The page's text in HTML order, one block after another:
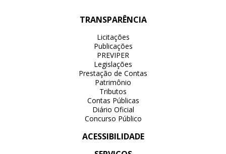
TRANSPARÊNCIA
Licitações
Publicações
PREVIPER
Legislações
Prestação de Contas
Patrimônio
Tributos
Contas Públicas
Diário Oficial
Concurso Público
ACESSIBILIDADE